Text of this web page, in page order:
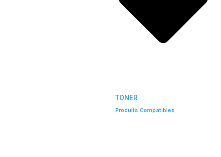
TONER
Produits Compatibles